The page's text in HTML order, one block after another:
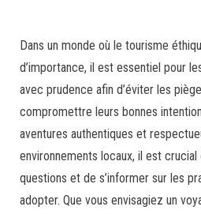
Dans un monde où le tourisme
d’importance, il est essentiel pour
avec prudence afin d’éviter les
compromettre leurs bonnes
aventures authentiques et
environnements locaux, il est
questions et de s’informer sur les
adopter. Que vous envisagiez un